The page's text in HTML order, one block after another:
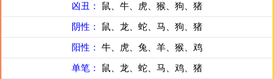
凶丑： 鼠、牛、虎、猴、狗、猪
阴性： 鼠、龙、蛇、马、狗、猪
阳性： 牛、虎、兔、羊、猴、鸡
单笔： 鼠、龙、蛇、马、鸡、猪